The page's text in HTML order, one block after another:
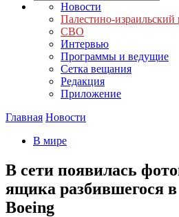
Новости
Палестино-израильский
СВО
Интервью
Программы и ведущие
Сетка вещания
Редакция
Приложение
Главная Новости
В мире
В сети появилась
ящика разбившегося
Boeing